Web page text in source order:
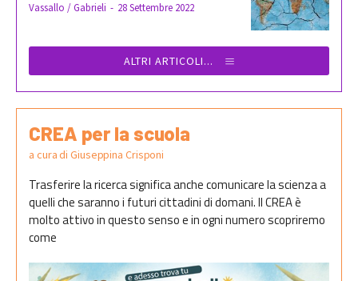
CREA per la scuola
a cura di Giuseppina Crisponi
Trasferire la ricerca significa anche comunicare la scienza a
quelli che saranno i futuri cittadini di domani. Il CREA è
molto attivo in questo senso e in ogni numero scopriremo
come
Vassallo / Gabrieli - 28 Settembre 2022
ALTRI ARTICOLI...